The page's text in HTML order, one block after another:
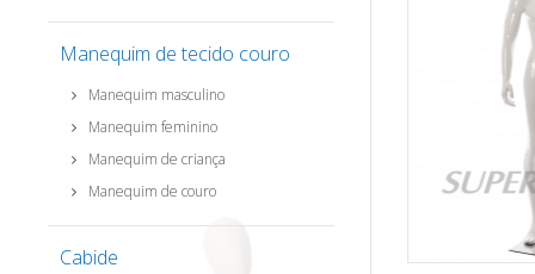
Manequim de tecido couro
Manequim masculino
Manequim feminino
Manequim de criança
Manequim de couro
Cabide